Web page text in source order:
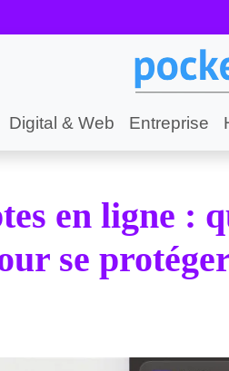
Digital & Web Entreprise
en ligne :
se